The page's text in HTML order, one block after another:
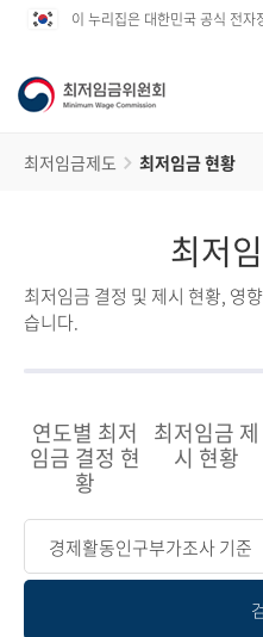
이 누리집은 대한민국 공식 전자
최저임금제도 최저임금 현황
최저
최저임금 결정 및 제시 현황, 영
습니다.
연도별 최저
임금 결정 현
황
최저임금 제
시 현황
경제활동인구부가조사 기준